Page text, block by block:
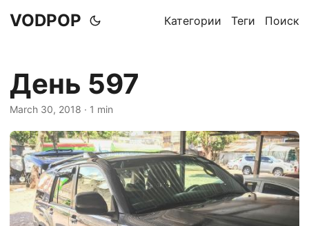
VODPOP Категории Теги Поиск
День 597
March 30, 2018 · 1 min